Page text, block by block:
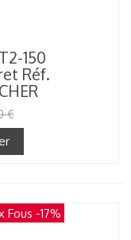
150
Réf.
€
Fous -17%